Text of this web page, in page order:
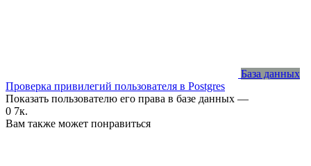
База данных
Проверка привилегий пользователя в Postgres
Показать пользователю его права в базе данных —
0 7к.
Вам также может понравиться